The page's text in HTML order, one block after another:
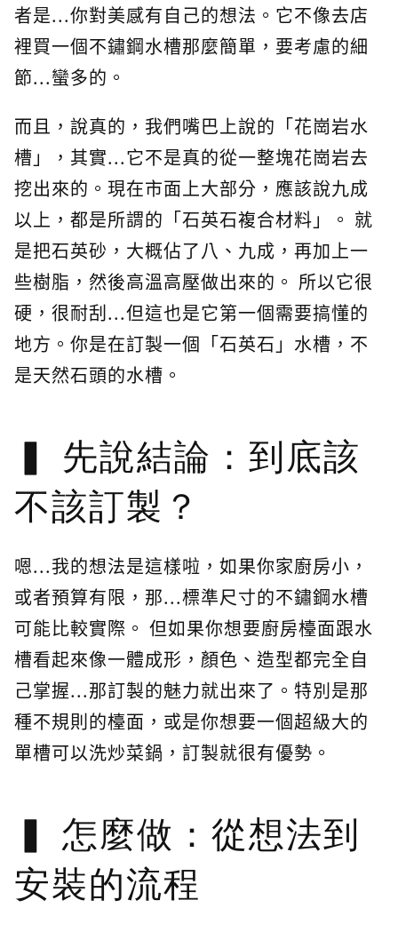
者是...你對美感有自己的想法。它不像去店
裡買一個不鏽鋼水槽那麼簡單，要考慮的細
節...蠻多的。
而且，說真的，我們嘴巴上說的「花崗岩水
槽」，其實...它不是真的從一整塊花崗岩去
挖出來的。現在市面上大部分，應該說九成
以上，都是所謂的「石英石複合材料」。 就
是把石英砂，大概佔了八、九成，再加上一
些樹脂，然後高溫高壓做出來的。 所以它很
硬，很耐刮...但這也是它第一個需要搞懂的
地方。你是在訂製一個「石英石」水槽，不
是天然石頭的水槽。
先說結論：到底該
不該訂製？
嗯...我的想法是這樣啦，如果你家廚房小，
或者預算有限，那...標準尺寸的不鏽鋼水槽
可能比較實際。 但如果你想要廚房檯面跟水
槽看起來像一體成形，顏色、造型都完全自
己掌握...那訂製的魅力就出來了。特別是那
種不規則的檯面，或是你想要一個超級大的
單槽可以洗炒菜鍋，訂製就很有優勢。
怎麼做：從想法到
安裝的流程